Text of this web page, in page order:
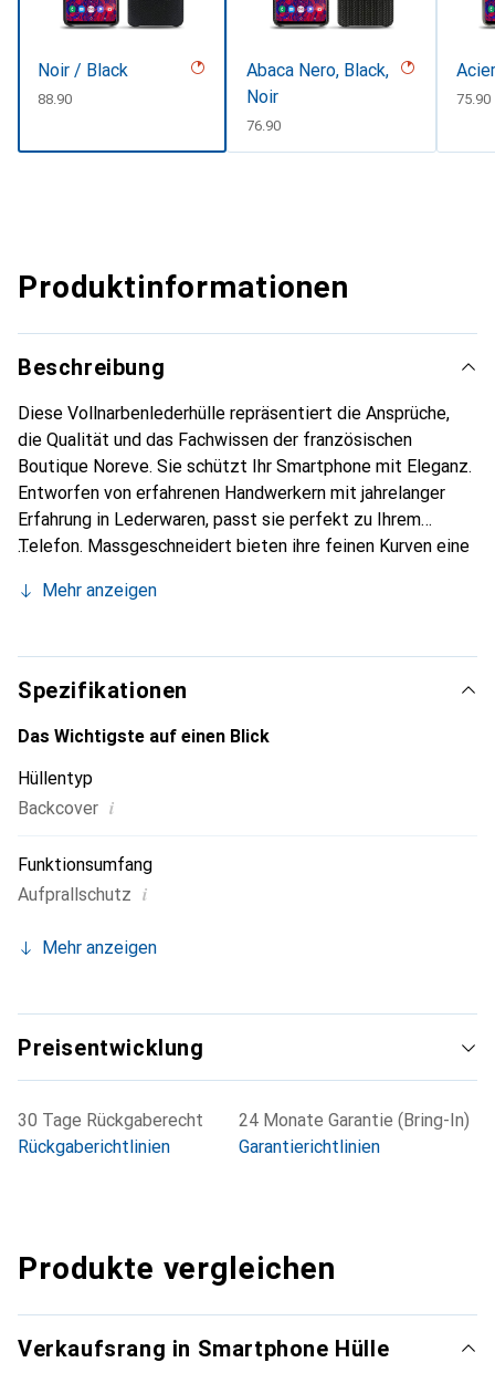
Noir / Black
CHF
88.90
Abaca Nero, Black,
Noir
CHF
76.90
CHF
75.90
Produktinformationen
Beschreibung
Diese Vollnarbenlederhülle repräsentiert die Ansprüche,
die Qualität und das Fachwissen der französischen
Boutique Noreve. Sie schützt Ihr Smartphone mit Eleganz.
Entworfen von erfahrenen Handwerkern mit jahrelanger
Erfahrung in Lederwaren, passt sie perfekt zu Ihrem
Telefon. Massgeschneidert bieten ihre feinen Kurven eine
unverzichtbaren Accessoire für Ihr Smartphone.
die Marke Noreve eine zuverlässige Wahl für eine
anspruchsvolle Kundschaft.
Mehr anzeigen
Spezifikationen
Das Wichtigste auf einen Blick
Hüllentyp
Backcover i
Funktionsumfang
Aufprallschutz i
Mehr anzeigen
Preisentwicklung
30 Tage Rückgaberecht
Rückgaberichtlinien
24 Monate Garantie (Bring-In)
Garantierichtlinien
Produkte vergleichen
Verkaufsrang in Smartphone Hülle